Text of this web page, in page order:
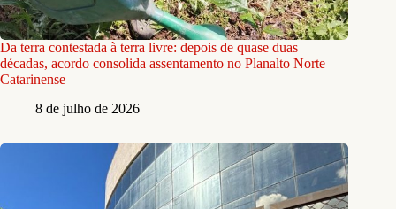
Da terra contestada à terra livre: depois de quase duas
décadas, acordo consolida assentamento no Planalto Norte
Catarinense
8 de julho de 2026